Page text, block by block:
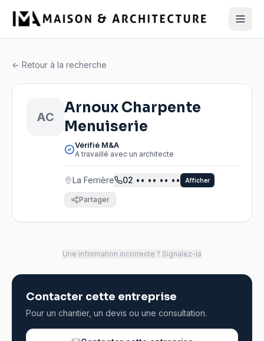
← Retour à la recherche
AC
Arnoux Charpente
Menuiserie
Vérifié M&A
A travaillé avec un architecte
La Ferrière 02 •• •• •• •• Afficher
Partager
Une information incorrecte ? Signalez-la
Contacter cette entreprise
Pour un chantier, un devis ou une consultation.